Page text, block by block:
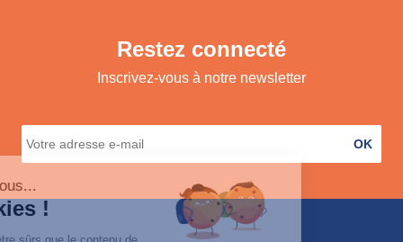
Restez connecté
Inscrivez-vous à notre newsletter
OK